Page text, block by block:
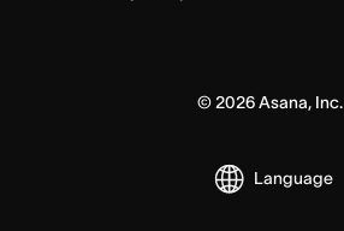
©2026Asana, Inc.
Language